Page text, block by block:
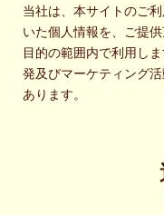
当社は、本サイトのご
いた個人情報を、ご提
目的の範囲内で利用し
発及びマーケティング
あります。